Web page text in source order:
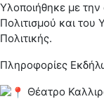
Υλοποιήθηκε με την
Πολιτισμού και του
Πολιτικής.
Πληροφορίες
Θέατρο